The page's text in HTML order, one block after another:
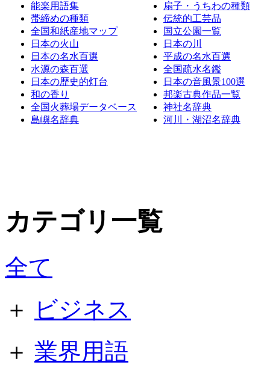
能楽用語集
帯締めの種類
全国和紙産地マップ
日本の火山
日本の名水百選
水源の森百選
日本の歴史的灯台
和の香り
全国火葬場データベース
島嶼名辞典
扇子・うちわの種類
伝統的工芸品
国立公園一覧
日本の川
平成の名水百選
全国疏水名鑑
日本の音風景100選
邦楽古典作品一覧
神社名辞典
河川・湖沼名辞典
カテゴリ一覧
全て
＋
ビジネス
＋ 業界用語